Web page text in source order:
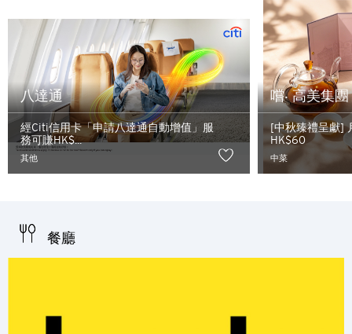
八達通
經Citi信用卡「申請八達通自動增值」服
務可賺HK$...
其他
嚐‧ 高美集團
[中秋臻禮呈獻]
HK$60
中菜
餐廳